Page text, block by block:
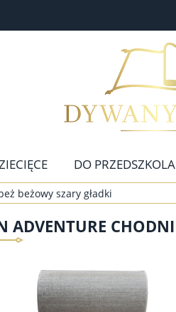
DO
CHODNIKI
beżowy szary gładki
ADVENTURE